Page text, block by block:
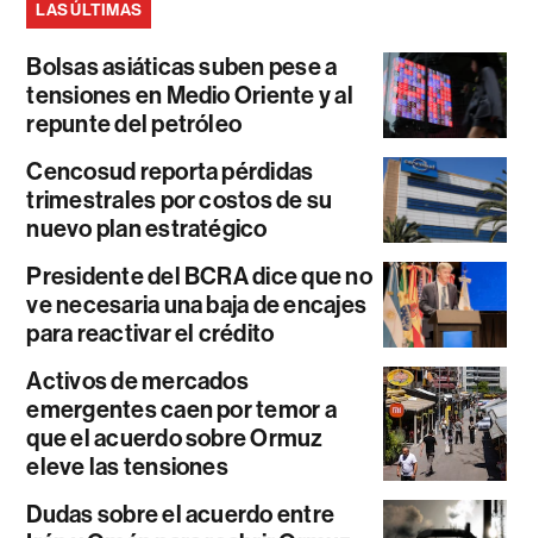
LAS ÚLTIMAS
Bolsas asiáticas suben pese a
tensiones en Medio Oriente y al
repunte del petróleo
Cencosud reporta pérdidas
trimestrales por costos de su
nuevo plan estratégico
Presidente del BCRA dice que no
ve necesaria una baja de encajes
para reactivar el crédito
Activos de mercados
emergentes caen por temor a
que el acuerdo sobre Ormuz
eleve las tensiones
Dudas sobre el acuerdo entre